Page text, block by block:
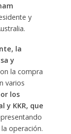
y
la
y
la compra
varios
los
y KKR, que
operación.